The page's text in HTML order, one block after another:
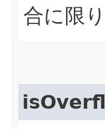
合に限り